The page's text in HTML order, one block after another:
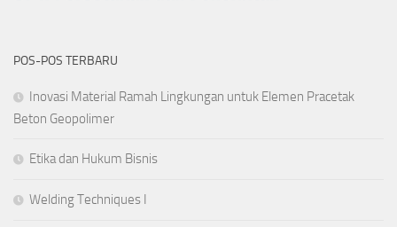
POS-POS TERBARU
Inovasi Material Ramah Lingkungan untuk Elemen Pracetak
Beton Geopolimer
Etika dan Hukum Bisnis
Welding Techniques I